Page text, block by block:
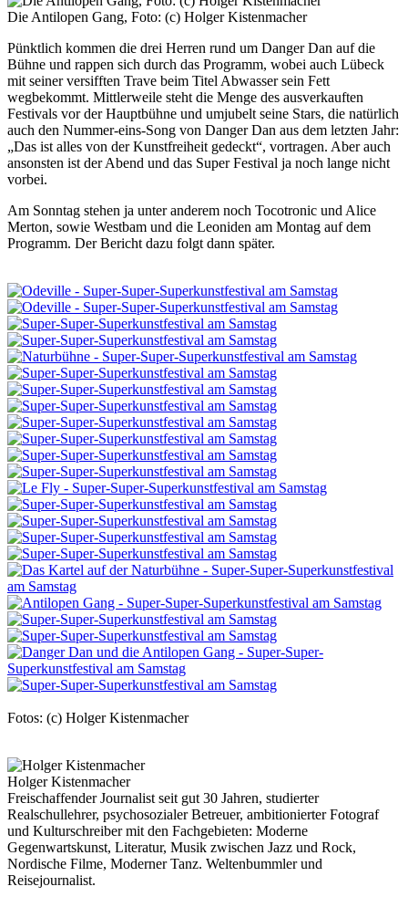
Die Antilopen Gang, Foto: (c) Holger Kistenmacher
Pünktlich kommen die drei Herren rund um Danger Dan auf die
Bühne und rappen sich durch das Programm, wobei auch Lübeck
mit seiner versifften Trave beim Titel Abwasser sein Fett
wegbekommt. Mittlerweile steht die Menge des ausverkauften
Festivals vor der Hauptbühne und umjubelt seine Stars, die natürlich
auch den Nummer-eins-Song von Danger Dan aus dem letzten Jahr:
„Das ist alles von der Kunstfreiheit gedeckt“, vortragen. Aber auch
ansonsten ist der Abend und das Super Festival ja noch lange nicht
vorbei.
Am Sonntag stehen ja unter anderem noch Tocotronic und Alice
Merton, sowie Westbam und die Leoniden am Montag auf dem
Programm. Der Bericht dazu folgt dann später.
Fotos: (c) Holger Kistenmacher
Holger Kistenmacher
Freischaffender Journalist seit gut 30 Jahren, studierter
Realschullehrer, psychosozialer Betreuer, ambitionierter Fotograf
und Kulturschreiber mit den Fachgebieten: Moderne
Gegenwartskunst, Literatur, Musik zwischen Jazz und Rock,
Nordische Filme, Moderner Tanz. Weltenbummler und
Reisejournalist.